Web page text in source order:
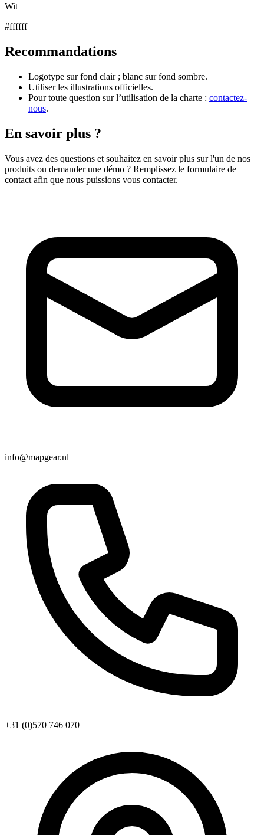
Wit
#ffffff
Recommandations
Logotype sur fond clair ; blanc sur fond sombre.
Utiliser les illustrations officielles.
Pour toute question sur l’utilisation de la charte : contactez-
nous.
En savoir plus ?
Vous avez des questions et souhaitez en savoir plus sur l'un de nos
produits ou demander une démo ? Remplissez le formulaire de
contact afin que nous puissions vous contacter.
info@mapgear.nl
+31 (0)570 746 070